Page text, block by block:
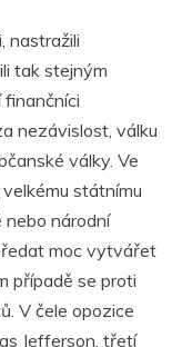
nastražili
tak stejným
finančníci
nezávislost, válku
války. Ve
státnímu
nebo národní
moc vytvářet
případě se proti
V čele opozice
Jefferson, třetí